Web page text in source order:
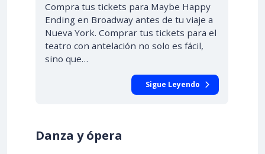
Compra tus tickets para Maybe Happy
Ending en Broadway antes de tu viaje a
Nueva York. Comprar tus tickets para el
teatro con antelación no solo es fácil,
sino que…
Sigue Leyendo
Danza y ópera